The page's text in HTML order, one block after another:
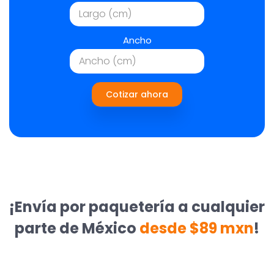
Ancho
Cotizar ahora
¡Envía por paquetería a cualquier
parte de México desde $89 mxn!